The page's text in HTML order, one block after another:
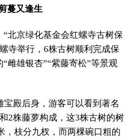
蔓又逢生
京绿化基金会红螺寺古树保
寺举行，6株古树顺利完成保
雌雄银杏”“紫藤寄松”等景观
殿后身，游客可以看到著名
2株藤萝构成，这3株古树的树
，枝分九杈，而两棵碗口粗的